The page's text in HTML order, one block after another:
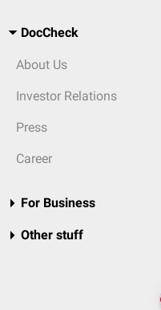
DocCheck
About Us
Investor Relations
Press
Career
For Business
Other stuff